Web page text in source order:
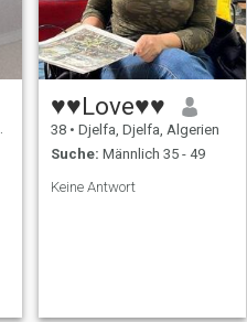
♥♥Love♥♥
38 • Djelfa, Djelfa, Algerien
Suche: Männlich 35 - 49
Keine Antwort